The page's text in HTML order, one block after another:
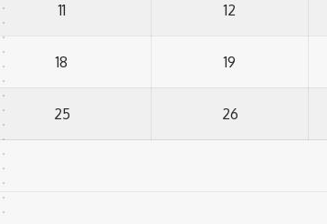
11 12
18 19
25 26